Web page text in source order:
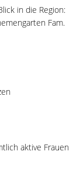
in die Region:
Fam.
aktive Frauen